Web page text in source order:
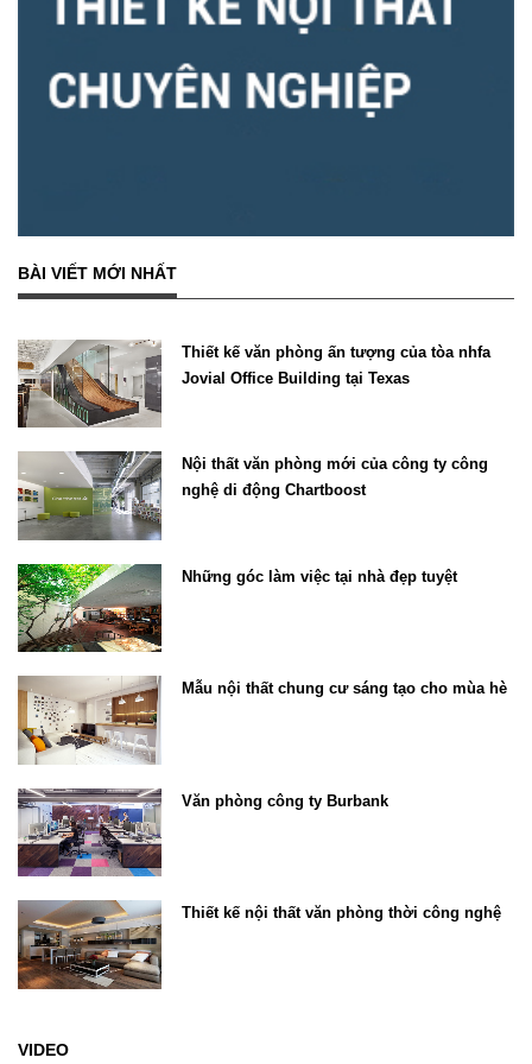
BÀI VIẾT MỚI NHẤT
Thiết kế văn phòng ấn tượng của tòa nhfa
Jovial Office Building tại Texas
Nội thất văn phòng mới của công ty công
nghệ di động Chartboost
Những góc làm việc tại nhà đẹp tuyệt
Mẫu nội thất chung cư sáng tạo cho mùa hè
Văn phòng công ty Burbank
Thiết kế nội thất văn phòng thời công nghệ
VIDEO